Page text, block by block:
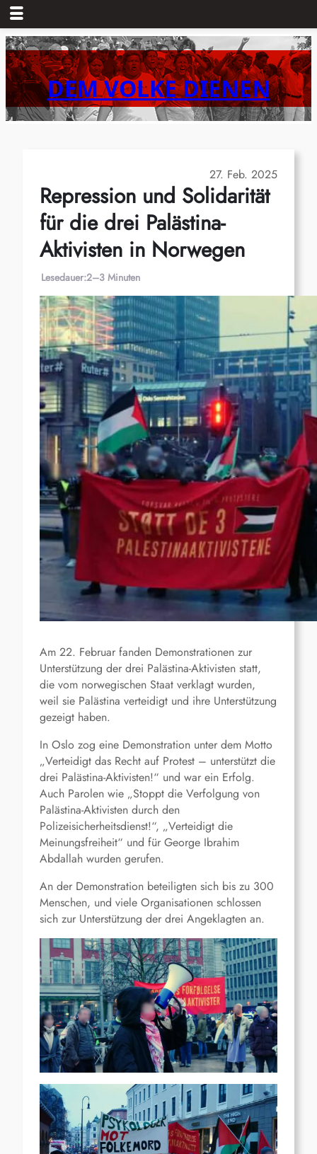
Zum
Inhalt
springenDEM VOLKE DIENEN
27. Feb. 2025
Repression und Solidarität
für die drei Palästina-
Aktivisten in Norwegen
Lesedauer:2–3 Minuten
Am 22. Februar fanden Demonstrationen zur
Unterstützung der drei Palästina-Aktivisten statt,
die vom norwegischen Staat verklagt wurden,
weil sie Palästina verteidigt und ihre Unterstützung
gezeigt haben.
In Oslo zog eine Demonstration unter dem Motto
„Verteidigt das Recht auf Protest – unterstützt die
drei Palästina-Aktivisten!“ und war ein Erfolg.
Auch Parolen wie „Stoppt die Verfolgung von
Palästina-Aktivisten durch den
Polizeisicherheitsdienst!“, „Verteidigt die
Meinungsfreiheit“ und für George Ibrahim
Abdallah wurden gerufen.
An der Demonstration beteiligten sich bis zu 300
Menschen, und viele Organisationen schlossen
sich zur Unterstützung der drei Angeklagten an.